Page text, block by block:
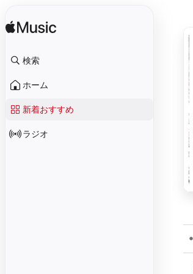
検索
ホーム
新着おすすめ
ラジオ